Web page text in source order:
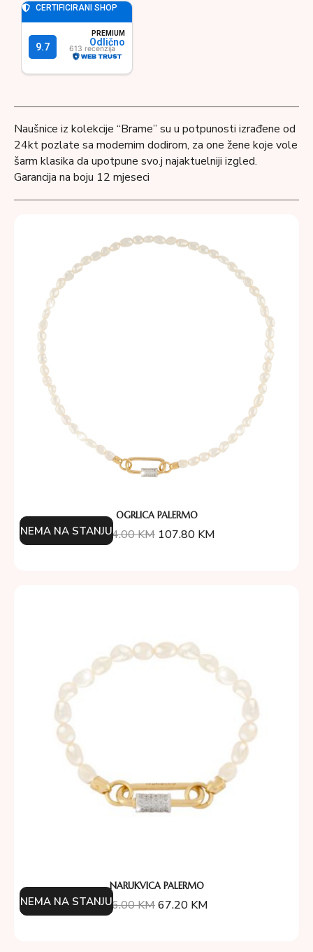
Naušnice iz kolekcije “Brame” su u potpunosti izrađene od
24kt pozlate sa modernim dodirom, za one žene koje vole
šarm klasika da upotpune svo.j najaktuelniji izgled.
Garancija na boju 12 mjeseci
OGRLICA PALERMO
154.00KM 107.80 KM
NEMA NA STANJU
NARUKVICA PALERMO
96.00KM67.20 KM
NEMA NA STANJU